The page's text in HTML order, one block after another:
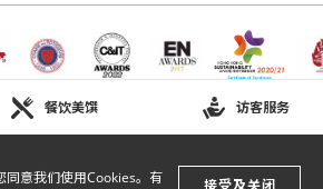
同意我们使用Cookies。有
接受及关闭
餐饮美馔 访客服务